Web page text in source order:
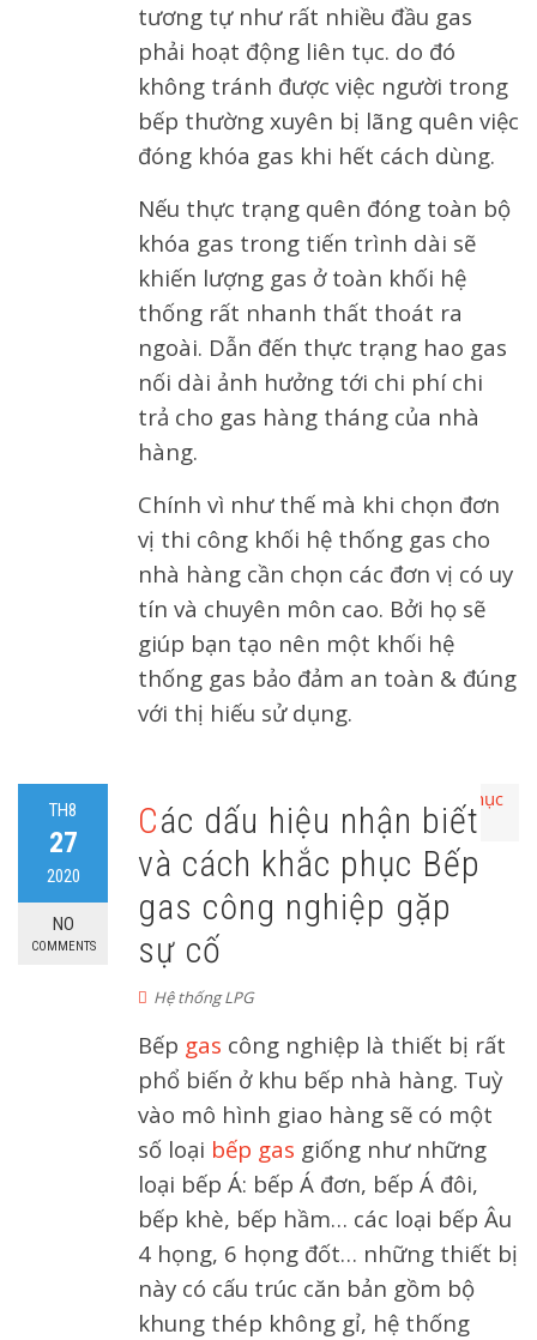
tương tự như rất nhiều đầu gas
phải hoạt động liên tục. do đó
không tránh được việc người trong
bếp thường xuyên bị lãng quên việc
đóng khóa gas khi hết cách dùng.
Nếu thực trạng quên đóng toàn bộ
khóa gas trong tiến trình dài sẽ
khiến lượng gas ở toàn khối hệ
thống rất nhanh thất thoát ra
ngoài. Dẫn đến thực trạng hao gas
nối dài ảnh hưởng tới chi phí chi
trả cho gas hàng tháng của nhà
hàng.
Chính vì như thế mà khi chọn đơn
vị thi công khối hệ thống gas cho
nhà hàng cần chọn các đơn vị có uy
tín và chuyên môn cao. Bởi họ sẽ
giúp bạn tạo nên một khối hệ
thống gas bảo đảm an toàn & đúng
với thị hiếu sử dụng.
TH8
27
2020
NO
COMMENTS
Các dấu hiệu nhận biết
và cách khắc phục Bếp
gas công nghiệp gặp
sự cố
Hệ thống LPG
Bếp gas công nghiệp là thiết bị rất
phổ biến ở khu bếp nhà hàng. Tuỳ
vào mô hình giao hàng sẽ có một
số loại bếp gas giống như những
loại bếp Á: bếp Á đơn, bếp Á đôi,
bếp khè, bếp hầm… các loại bếp Âu
4 họng, 6 họng đốt… những thiết bị
này có cấu trúc căn bản gồm bộ
khung thép không gỉ, hệ thống